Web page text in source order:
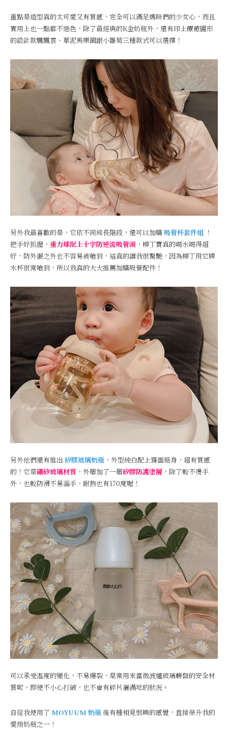
重點是造型真的太可愛又有質感，完全可以滿足媽咪們的少女心，而且
實用上也一點都不遜色，除了最經典的K金奶瓶外，還有印上療癒圖形
的設計款飄飄雲、草泥馬樂園跟小雛菊三種款式可以選擇！
另外我最喜歡的是，它依不同成長階段，還可以加購吸管杯套件組 ！
把手好抓握， 重力球配上十字防逆流吸管頭 ，柳丁寶真的喝水喝得超
好，防外漏之外也不容易被嗆到，這真的讓我很驚艷，因為柳丁用它牌
水杯很常嗆到，所以我真的大大推薦加購吸管配件！
另外他們還有推出 矽膠玻璃奶瓶 ，外型純白配上霧面瓶身，超有質感
的！它是硼矽玻璃材質 ，外層加了一層矽膠防護塗層 ，除了較不燙手
外，也較防滑不易溜手，耐熱也有170度喔！
可以承受溫度的變化，不易爆裂，是常用來當微波爐玻璃轉盤的安全材
質呢，即使不小心打破，也不會有碎片灑滿地的狀況。
自從我使用了 MOYUUM 奶瓶後有種相見恨晚的感覺，直接榮升我的
愛用奶瓶之一！